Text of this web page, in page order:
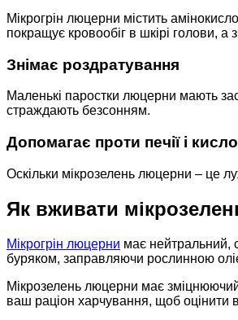
Мікрогрін люцерни містить
покращує кровообіг в шкірі голови,
Знімає роздратування
Маленькі паростки люцерни мають
страждають безсонням.
Допомагає проти печії і
Оскільки мікрозелень люцерни – це
Як вживати
Мікрогрін люцерни має нейтральний,
буряком, заправляючи рослинною
Мікрозелень люцерни має
ваш раціон харчування, щоб оцінити